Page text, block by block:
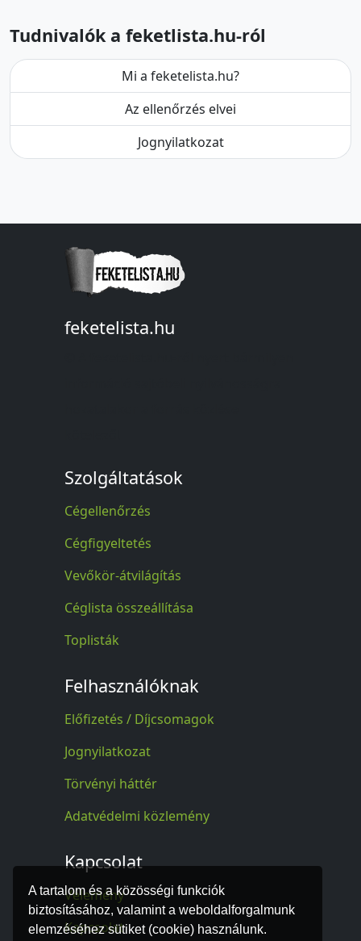
A tartalom és a közösségi funkciók
biztosításához, valamint a weboldalforgalmunk
elemzéséhez sütiket (cookie) használunk.
Tudnivalók a feketlista.hu-ról
Mi a feketelista.hu?
Az ellenőrzés elvei
Jognyilatkozat
feketelista.hu
Szolgáltatások
Cégellenőrzés
Cégfigyeltetés
Vevőkör-átvilágítás
Céglista összeállítása
Toplisták
Felhasználóknak
Előfizetés / Díjcsomagok
Jognyilatkozat
Törvényi háttér
Adatvédelmi közlemény
Kapcsolat
Vélemény
Kapcsolat